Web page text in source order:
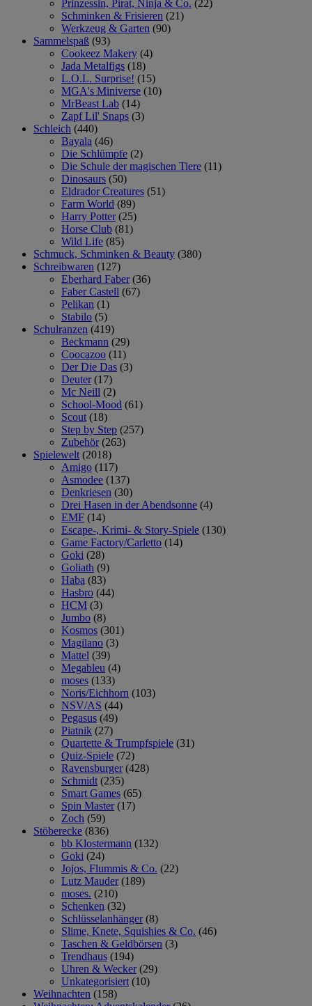
Prinzessin, Pirat, Ninja & Co. (22)
Schminken & Frisieren (21)
Werkzeug & Garten (90)
Sammelspaß (93)
Cookeez Makery (4)
Jada Metalfigs (18)
L.O.L. Surprise! (15)
MGA's Miniverse (10)
MrBeast Lab (14)
Zapf Lil' Snaps (3)
Schleich (440)
Bayala (46)
Die Schlümpfe (2)
Die Schule der magischen Tiere (11)
Dinosaurs (50)
Eldrador Creatures (51)
Farm World (89)
Harry Potter (25)
Horse Club (81)
Wild Life (85)
Schmuck, Schminken & Beauty (380)
Schreibwaren (127)
Eberhard Faber (36)
Faber Castell (67)
Pelikan (1)
Stabilo (5)
Schulranzen (419)
Beckmann (29)
Coocazoo (11)
Der Die Das (3)
Deuter (17)
Mc Neill (2)
School-Mood (61)
Scout (18)
Step by Step (257)
Zubehör (263)
Spielewelt (2018)
Amigo (117)
Asmodee (137)
Denkriesen (30)
Drei Hasen in der Abendsonne (4)
EMF (14)
Escape-, Krimi- & Story-Spiele (130)
Game Factory/Carletto (14)
Goki (28)
Goliath (9)
Haba (83)
Hasbro (44)
HCM (3)
Jumbo (8)
Kosmos (301)
Magilano (3)
Mattel (39)
Megableu (4)
moses (133)
Noris/Eichhorn (103)
NSV/AS (44)
Pegasus (49)
Piatnik (27)
Quartette & Trumpfspiele (31)
Quiz-Spiele (72)
Ravensburger (428)
Schmidt (235)
Smart Games (65)
Spin Master (17)
Zoch (59)
Stöberecke (836)
bb Klostermann (132)
Goki (24)
Jojos, Flummis & Co. (22)
Lutz Mauder (189)
moses. (210)
Schenken (32)
Schlüsselanhänger (8)
Slime, Knete, Squishies & Co. (46)
Taschen & Geldbörsen (3)
Trendhaus (194)
Uhren & Wecker (29)
Unkategorisiert (10)
Weihnachten (158)